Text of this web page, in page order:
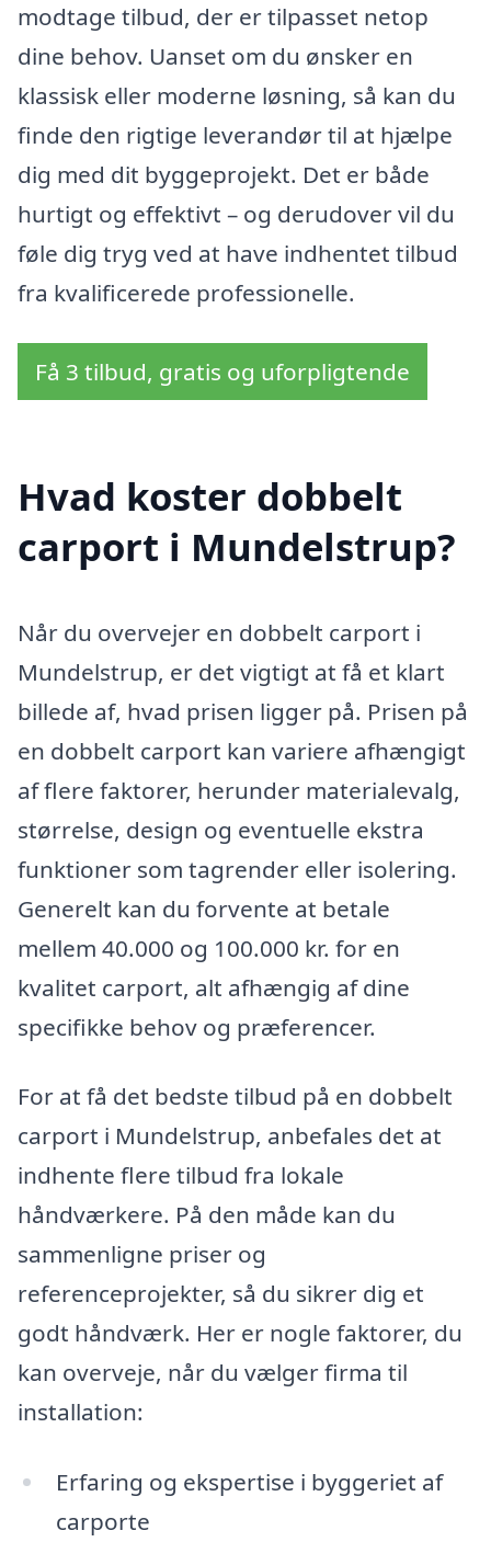
modtage tilbud, der er tilpasset netop
dine behov. Uanset om du ønsker en
klassisk eller moderne løsning, så kan du
finde den rigtige leverandør til at hjælpe
dig med dit byggeprojekt. Det er både
hurtigt og effektivt – og derudover vil du
føle dig tryg ved at have indhentet tilbud
fra kvalificerede professionelle.
Få 3 tilbud, gratis og uforpligtende
Hvad koster dobbelt
carport i Mundelstrup?
Når du overvejer en dobbelt carport i
Mundelstrup, er det vigtigt at få et klart
billede af, hvad prisen ligger på. Prisen på
en dobbelt carport kan variere afhængigt
af flere faktorer, herunder materialevalg,
størrelse, design og eventuelle ekstra
funktioner som tagrender eller isolering.
Generelt kan du forvente at betale
mellem 40.000 og 100.000 kr. for en
kvalitet carport, alt afhængig af dine
specifikke behov og præferencer.
For at få det bedste tilbud på en dobbelt
carport i Mundelstrup, anbefales det at
indhente flere tilbud fra lokale
håndværkere. På den måde kan du
sammenligne priser og
referenceprojekter, så du sikrer dig et
godt håndværk. Her er nogle faktorer, du
kan overveje, når du vælger firma til
installation:
Erfaring og ekspertise i byggeriet af
carporte